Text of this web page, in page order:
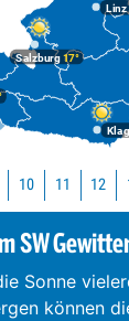
Linz
Salzburg17°
10 11 12
SW
Sonne
können